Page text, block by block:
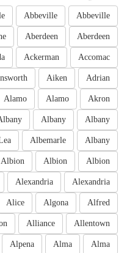
Abbeville
Abbeville
Aberdeen
Aberdeen
Accomac
Ackerman
Adrian
Aiken
Akron
Alamo
Alamo
Albany
Albany
Albany
Albemarle
Albion
Albion
Albion
Alexandria
Alexandria
Alfred
Algona
Alice
Allentown
Alliance
Alma
Alma
Alpena